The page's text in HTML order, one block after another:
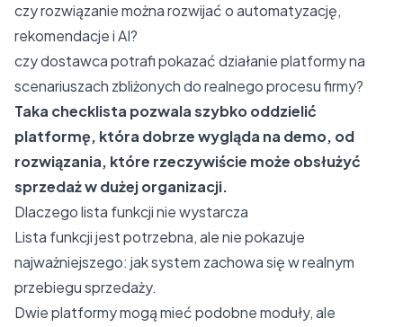
czy rozwiązanie można rozwijać o automatyzację,
rekomendacje i AI?
czy dostawca potrafi pokazać działanie platformy na
scenariuszach zbliżonych do realnego procesu firmy?
Taka checklista pozwala szybko oddzielić
platformę, która dobrze wygląda na demo, od
rozwiązania, które rzeczywiście może obsłużyć
sprzedaż w dużej organizacji.
Dlaczego lista funkcji nie wystarcza
Lista funkcji jest potrzebna, ale nie pokazuje
najważniejszego: jak system zachowa się w realnym
przebiegu sprzedaży.
Dwie platformy mogą mieć podobne moduły, ale